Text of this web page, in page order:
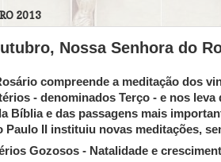
2013
Nossa Senhora do
compreende a meditação dos
- denominados Terço - e nos leva
Bíblia e das passagens mais
Paulo II instituiu novas meditações,
Gozosos - Natalidade e